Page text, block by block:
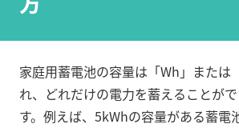
家庭用蓄電池の容量は「Wh」または
れ、どれだけの電力を蓄えることが
す。例えば、5kWhの容量がある蓄電